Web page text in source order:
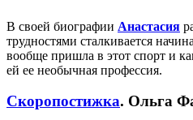
В своей биографии Анастасия
трудностями сталкивается
вообще пришла в этот спорт и
ей ее необычная профессия.
Скоропостижка. Ольга